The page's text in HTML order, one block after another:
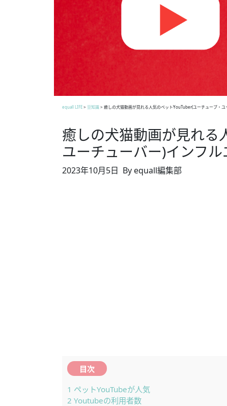
equall LIFE> 豆知識> 癒しの犬猫動画が見れる人気のペットYouTuber(ユーチューブ・
癒しの犬猫動画が見れる
ユーチューバー)インフ
2023年10月5日 By equall編集部
目次
1 ペットYouTubeが人気
2 Youtubeの利用者数